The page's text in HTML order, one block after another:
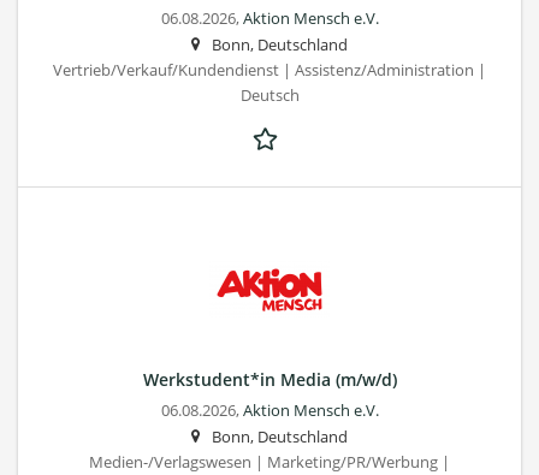
06.08.2026,Aktion Mensch e.V.
Bonn, Deutschland
Vertrieb/Verkauf/Kundendienst | Assistenz/Administration |
Deutsch
Werkstudent*in Media (m/w/d)
06.08.2026,Aktion Mensch e.V.
Bonn, Deutschland
Medien-/Verlagswesen | Marketing/PR/Werbung |